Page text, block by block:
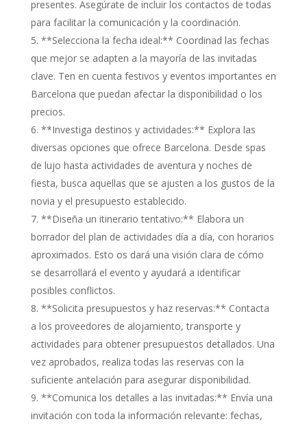
presentes. Asegúrate de incluir los contactos de todas
para facilitar la comunicación y la coordinación.
**Selecciona la fecha ideal:** Coordinad las fechas
que mejor se adapten a la mayoría de las invitadas
clave. Ten en cuenta festivos y eventos importantes en
Barcelona que puedan afectar la disponibilidad o los
precios.
**Investiga destinos y actividades:** Explora las
diversas opciones que ofrece Barcelona. Desde spas
de lujo hasta actividades de aventura y noches de
fiesta, busca aquellas que se ajusten a los gustos de la
novia y el presupuesto establecido.
**Diseña un itinerario tentativo:** Elabora un
borrador del plan de actividades día a día, con horarios
aproximados. Esto os dará una visión clara de cómo
se desarrollará el evento y ayudará a identificar
posibles conflictos.
**Solicita presupuestos y haz reservas:** Contacta
a los proveedores de alojamiento, transporte y
actividades para obtener presupuestos detallados. Una
vez aprobados, realiza todas las reservas con la
suficiente antelación para asegurar disponibilidad.
**Comunica los detalles a las invitadas:** Envía una
invitación con toda la información relevante: fechas,